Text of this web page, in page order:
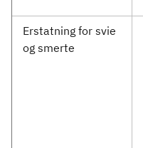
Erstatning for svie
og smerte